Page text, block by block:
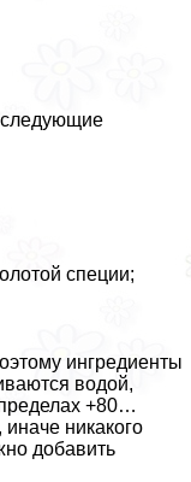
следующие
специи;
ингредиенты
водой,
+80…
никакого
добавить